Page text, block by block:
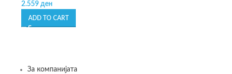
2.559 ден
ADD TO CART
За компанијата